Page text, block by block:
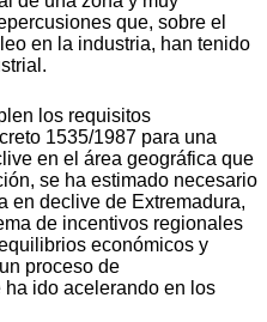
que, sobre el
en la industria, han tenido
los requisitos
1535/1987 para una
en el área geográfica que
se ha estimado necesario
en declive de Extremadura,
de incentivos regionales
económicos y
proceso de
ido acelerando en los